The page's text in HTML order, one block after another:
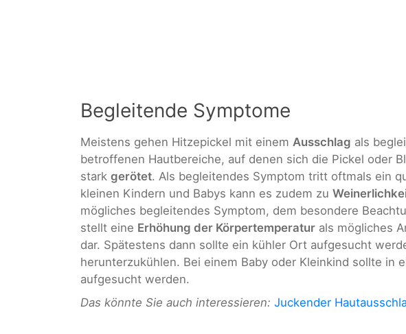
Begleitende Symptome
Meistens gehen Hitzepickel mit einem Ausschlag als
betroffenen Hautbereiche, auf denen sich die Pickel oder
stark gerötet. Als begleitendes Symptom tritt oftmals ein
kleinen Kindern und Babys kann es zudem zu
mögliches begleitendes Symptom, dem besondere
stellt eine Erhöhung der Körpertemperatur als mögliches
dar. Spätestens dann sollte ein kühler Ort aufgesucht
herunterzukühlen. Bei einem Baby oder Kleinkind sollte in
aufgesucht werden.
Das könnte Sie auch interessieren: Juckender